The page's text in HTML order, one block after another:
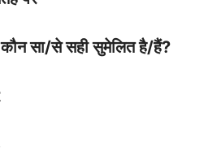
कौन सा/से सही सुमेलित है/हैं?